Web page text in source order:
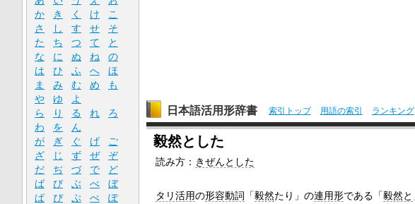
日本語活用形辞書 索引トップ 用語の索引 ランキング
毅然とした
読み方： きぜんとした
タリ活用の形容動詞 「毅然たり」の連用形である「毅然と
か
き く け
こ
さ
し す せ
そ
た
ち つ て
と
な
に ぬ ね
の
は
ひ ふ へ
ほ
ま
み む め
も
や
ゆ
よ
ら
り る れ
ろ
わ
を
ん
が
ぎ ぐ げ
ご
ざ
じ ず ぜ
ぞ
だ
ぢ づ で
ど
ば
び ぶ べ
ぼ
ぱ
ぴ ぷ ぺ ぽ